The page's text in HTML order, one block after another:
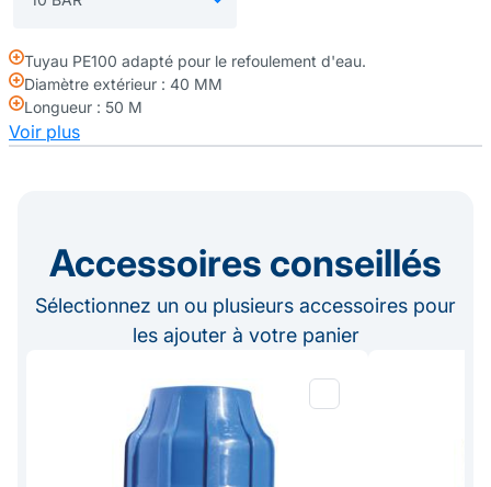
Tuyau PE100 adapté pour le refoulement d'eau.
Diamètre extérieur : 40 MM
Longueur : 50 M
Voir plus
Accessoires conseillés
Sélectionnez un ou plusieurs accessoires pour
les ajouter à votre panier